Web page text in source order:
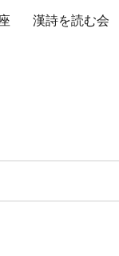
漢詩を読む会